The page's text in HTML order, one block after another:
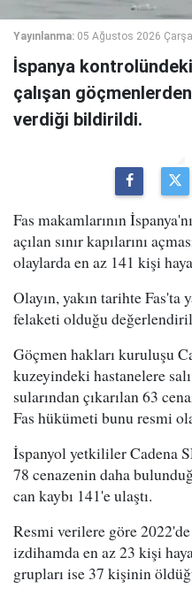
Yayınlanma: 05 Ağustos 2026
İspanya
çalışan
verdiği bildirildi.
Fas makamlarının
açılan sınır kapılarını
olaylarda en az 141 kişi
Olayın, yakın tarihte Fas'ta
felaketi olduğu
Göçmen hakları kuruluşu
kuzeyindeki hastanelere
sularından çıkarılan 63
Fas hükümeti bunu resmi
İspanyol yetkililer Cadena
78 cenazenin daha
can kaybı 141'e ulaştı.
Resmi verilere göre 2022'de
izdihamda en az 23 kişi
grupları ise 37 kişinin